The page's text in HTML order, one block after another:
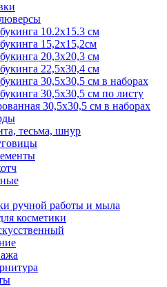
10.2х15.3 см
15,2х15,2см
20,3х20,3 см
22,5х30,4 см
30,5х30,5 см в наборах
30,5х30,5 см по листу
30,5х30,5 см в наборах
тесьма, шнур
ручной работы и мыла
косметики